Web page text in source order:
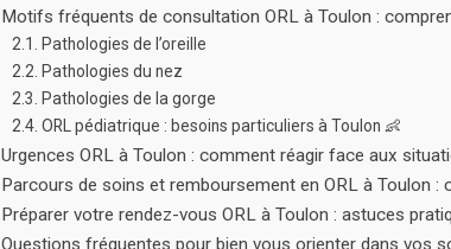
Motifs fréquents de consultation ORL à Toulon :
Pathologies de l’oreille
Pathologies du nez
Pathologies de la gorge
ORL pédiatrique : besoins particuliers à Toulon 👶
Urgences ORL à Toulon : comment réagir face aux
Parcours de soins et remboursement en ORL à Toulon :
Préparer votre rendez-vous ORL à Toulon : astuces
Questions fréquentes pour bien vous orienter dans vos